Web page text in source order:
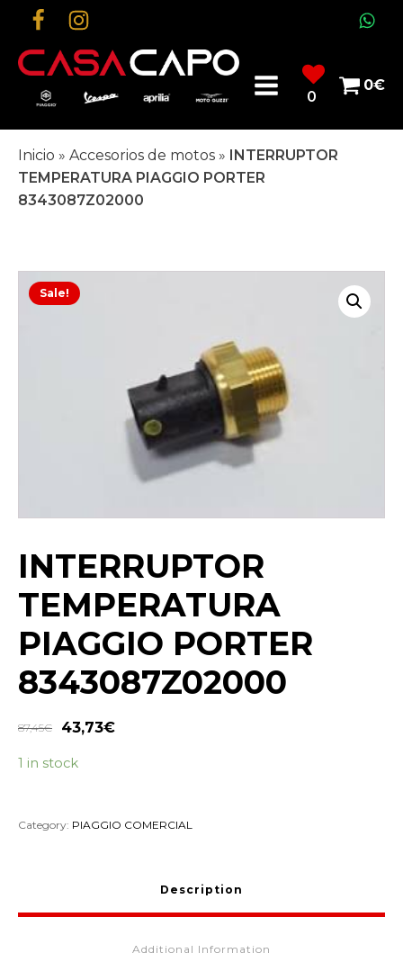
0
0€
Inicio » Accesorios de motos »
INTERRUPTOR
TEMPERATURA PIAGGIO PORTER
8343087Z02000
Sale!
INTERRUPTOR
TEMPERATURA
PIAGGIO PORTER
8343087Z02000
87,45€ 43,73€
1 in stock
Category: PIAGGIO COMERCIAL
Description
Additional Information